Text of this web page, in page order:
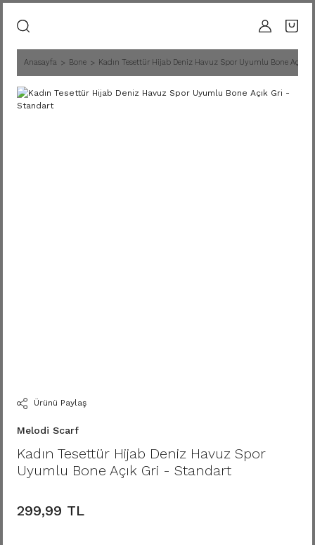
Anasayfa Bone Kadın Tesettür Hijab Deniz Havuz Spor Uyumlu Bone Açık
Ürünü Paylaş
Melodi Scarf
Kadın Tesettür Hijab Deniz Havuz Spor
Uyumlu Bone Açık Gri - Standart
299,99 TL